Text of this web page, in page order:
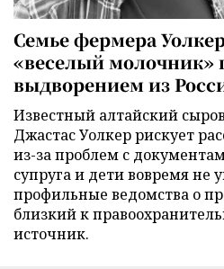
Семье фермера
«веселый молочник»
выдворением из
Известный алтайский
Джастас Уолкер рискует
из-за проблем с
супруга и дети вовремя не
профильные ведомства о
близкий к
источник.